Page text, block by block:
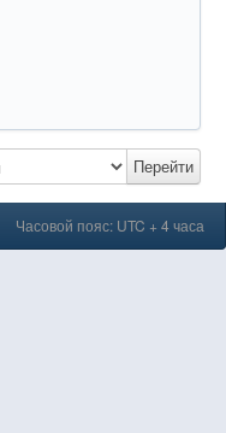
Перейти
Часовой пояс: UTC + 4 часа